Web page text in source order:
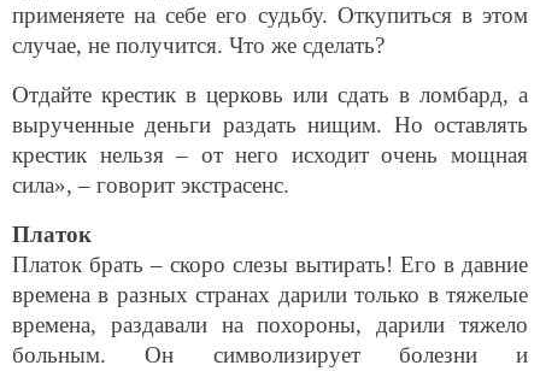
применяете на себе его судьбу. Откупиться в этом
случае, не получится. Что же сделать?
Отдайте крестик в церковь или сдать в ломбард, а
вырученные деньги раздать нищим. Но оставлять
крестик нельзя – от него исходит очень мощная
сила», – говорит экстрасенс.
Платок
Платок брать – скоро слезы вытирать! Его в давние
времена в разных странах дарили только в тяжелые
времена, раздавали на похороны, дарили тяжело
больным. Он символизирует болезни и